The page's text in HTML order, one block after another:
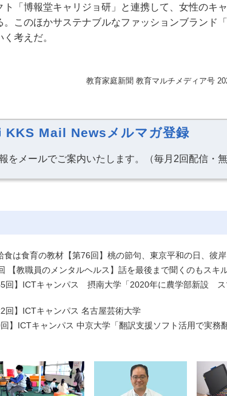
ト「博報堂キャリジョ研」と連携して、女性のキ
このほかサステナブルなファッションブランド「
考えだ。
教育家庭新聞 教育マルチメディア号
KKS Mail Newsメルマガ登録
をメールでご案内いたします。（毎月2回配信・無
食は食育の教材【第76回】桃の節句、東京平和の日、彼
【教職員のメンタルヘルス】話を最後まで聞くのもスキ
回】ICTキャンパス 摂南大学「2020年に農学部新設 ス
回】ICTキャンパス 名古屋芸術大学
回】ICTキャンパス 中京大学「翻訳支援ソフト活用で実務